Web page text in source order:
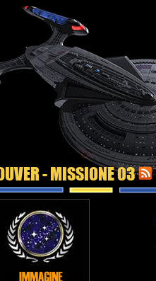
- MISSIONE 03